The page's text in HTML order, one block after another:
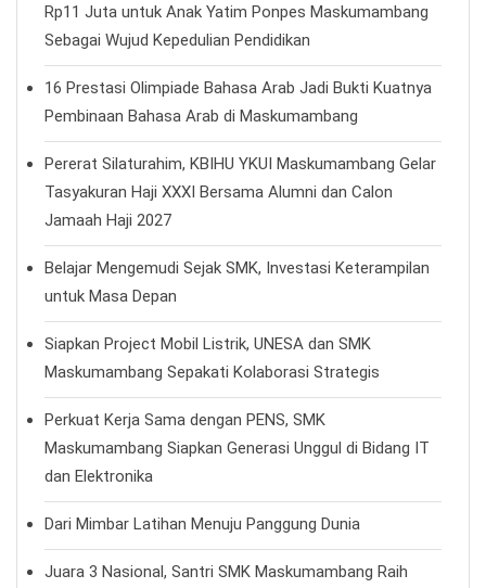
Rp11 Juta untuk Anak Yatim Ponpes Maskumambang
Sebagai Wujud Kepedulian Pendidikan
16 Prestasi Olimpiade Bahasa Arab Jadi Bukti Kuatnya
Pembinaan Bahasa Arab di Maskumambang
Pererat Silaturahim, KBIHU YKUI Maskumambang Gelar
Tasyakuran Haji XXXI Bersama Alumni dan Calon
Jamaah Haji 2027
Belajar Mengemudi Sejak SMK, Investasi Keterampilan
untuk Masa Depan
Siapkan Project Mobil Listrik, UNESA dan SMK
Maskumambang Sepakati Kolaborasi Strategis
Perkuat Kerja Sama dengan PENS, SMK
Maskumambang Siapkan Generasi Unggul di Bidang IT
dan Elektronika
Dari Mimbar Latihan Menuju Panggung Dunia
Juara 3 Nasional, Santri SMK Maskumambang Raih